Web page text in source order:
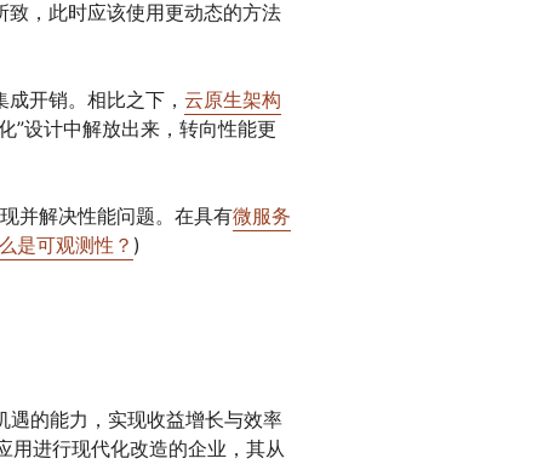
，此时应该使用更动态的方法
开销。相比之下， 云原生架构
”设计中解放出来，转向性能更
并解决性能问题。在具有微服务
是可观测性？ )
遇的能力，实现收益增长与效率
用进行现代化改造的企业，其从